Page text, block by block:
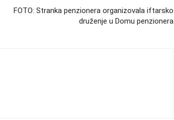
FOTO: Stranka penzionera organizovala iftarsko
druženje u Domu penzionera